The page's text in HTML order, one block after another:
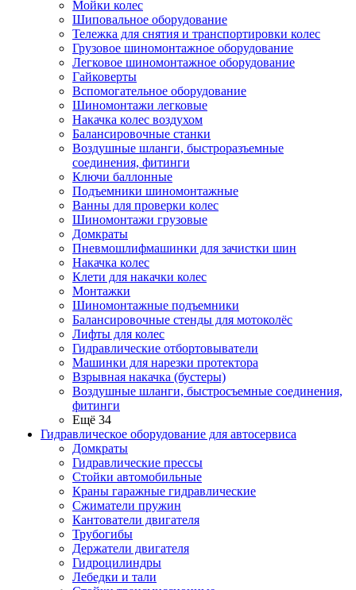
Мойки колес
Шиповальное оборудование
Тележка для снятия и транспортировки колес
Грузовое шиномонтажное оборудование
Легковое шиномонтажное оборудование
Гайковерты
Вспомогательное оборудование
Шиномонтажи легковые
Накачка колес воздухом
Балансировочные станки
Воздушные шланги, быстроразъемные
соединения, фитинги
Ключи баллонные
Подъемники шиномонтажные
Ванны для проверки колес
Шиномонтажи грузовые
Домкраты
Пневмошлифмашинки для зачистки шин
Накачка колес
Клети для накачки колес
Монтажки
Шиномонтажные подъемники
Балансировочные стенды для мотоколёс
Лифты для колес
Гидравлические отбортовыватели
Машинки для нарезки протектора
Взрывная накачка (бустеры)
Воздушные шланги, быстросъемные соединения,
фитинги
Ещё 34
Гидравлическое оборудование для автосервиса
Домкраты
Гидравлические прессы
Стойки автомобильные
Краны гаражные гидравлические
Сжиматели пружин
Кантователи двигателя
Трубогибы
Держатели двигателя
Гидроцилиндры
Лебедки и тали